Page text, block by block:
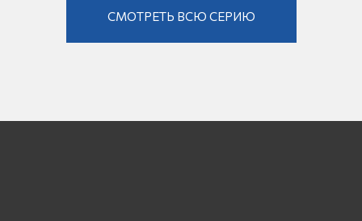
СМОТРЕТЬ ВСЮ СЕРИЮ